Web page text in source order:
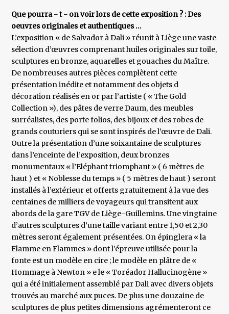
Que pourra - t - on voir lors de cette exposition ? : Des
oeuvres originales et authentiques …
L’exposition « de Salvador à Dali » réunit à Liège une vaste
sélection d’œuvres comprenant huiles originales sur toile,
sculptures en bronze, aquarelles et gouaches du Maître.
De nombreuses autres pièces complètent cette
présentation inédite et notamment des objets d
décoration réalisés en or par l’artiste ( « The Gold
Collection »), des pâtes de verre Daum, des meubles
surréalistes, des porte folios, des bijoux et des robes de
grands couturiers qui se sont inspirés de l’œuvre de Dali.
Outre la présentation d’une soixantaine de sculptures
dans l’enceinte de l’exposition, deux bronzes
monumentaux « l’Eléphant triomphant » ( 6 mètres de
haut ) et « Noblesse du temps » ( 5 mètres de haut ) seront
installés à l’extérieur et offerts gratuitement à la vue des
centaines de milliers de voyageurs qui transitent aux
abords de la gare TGV de Liège-Guillemins. Une vingtaine
d’autres sculptures d’une taille variant entre 1,50 et 2,30
mètres seront également présentées. On épinglera « la
Flamme en Flammes » dont l’épreuve utilisée pour la
fonte est un modèle en cire ; le modèle en plâtre de «
Hommage à Newton » e le « Toréador Hallucinogène »
qui a été initialement assemblé par Dali avec divers objets
trouvés au marché aux puces. De plus une douzaine de
sculptures de plus petites dimensions agrémenteront ce